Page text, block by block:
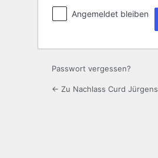
Angemeldet bleiben
Passwort vergessen?
← Zu Nachlass Curd Jürgens